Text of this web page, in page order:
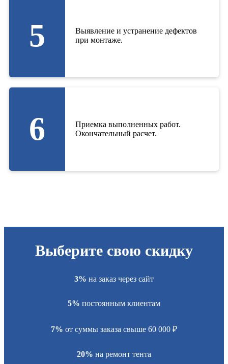
5
Выявление и устранение дефектов
при монтаже.
6
Приемка выполненных работ.
Окончательный расчет.
Выберите свою скидку
3% на заказ через сайт
5% постоянным клиентам
7% от суммы заказа свыше 60 000 ₽
20% на ремонт тента